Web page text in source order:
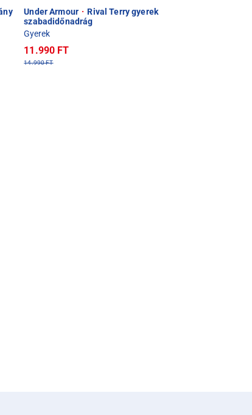
Under Armour · Rival Terry gyerek
szabadidőnadrág
Gyerek
11.990 FT
14.990 FT